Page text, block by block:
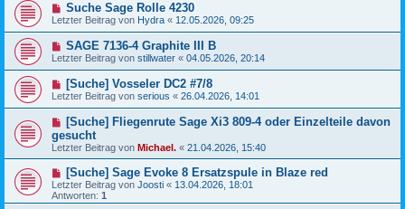
Suche Sage Rolle 4230
Letzter Beitrag von Hydra « 12.05.2026, 09:25
SAGE 7136-4 Graphite III B
Letzter Beitrag von stillwater « 04.05.2026, 20:14
[Suche] Vosseler DC2 #7/8
Letzter Beitrag von serious « 26.04.2026, 14:01
[Suche] Fliegenrute Sage Xi3 809-4 oder Einzelteile davon
gesucht
Letzter Beitrag von Michael. « 21.04.2026, 15:40
[Suche] Sage Evoke 8 Ersatzspule in Blaze red
Letzter Beitrag von Joosti « 13.04.2026, 18:01
Antworten: 1